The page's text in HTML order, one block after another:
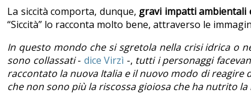
La siccità comporta, dunque, gravi impatti ambientali
“Siccità” lo racconta molto bene, attraverso le
In questo mondo che si sgretola nella crisi idrica o
sono collassati- dice Virzì -, tutti i personaggi
raccontato la nuova Italia e il nuovo modo di
che non sono più la riscossa gioiosa che ha nutrito